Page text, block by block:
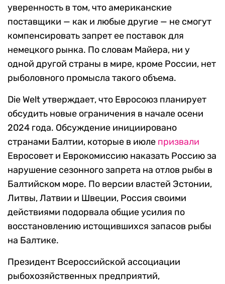
уверенность в том, что американские
поставщики — как и любые другие — не смогут
компенсировать запрет ее поставок для
немецкого рынка. По словам Майера, ни у
одной другой страны в мире, кроме России, нет
рыболовного промысла такого объема.
Die Welt утверждает, что Евросоюз планирует
обсудить новые ограничения в начале осени
2024 года. Обсуждение инициировано
странами Балтии, которые в июле призвали
Евросовет и Еврокомиссию наказать Россию за
нарушение сезонного запрета на отлов рыбы в
Балтийском море. По версии властей Эстонии,
Литвы, Латвии и Швеции, Россия своими
действиями подорвала общие усилия по
восстановлению истощившихся запасов рыбы
на Балтике.
Президент Всероссийской ассоциации
рыбохозяйственных предприятий,